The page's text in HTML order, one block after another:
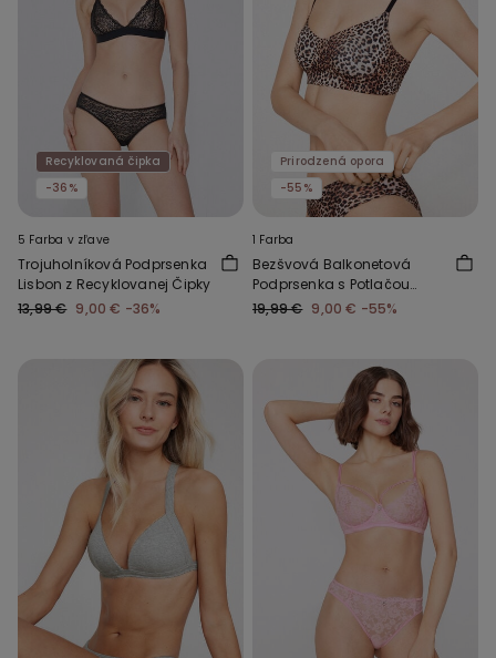
Recyklovaná čipka
-36%
5 Farba v zľave
Trojuholníková Podprsenka
Lisbon z Recyklovanej Čipky
13,99 € 9,00 € -36%
Prirodzená opora
-55%
1 Farba
Bezšvová Balkonetová
Podprsenka s Potlačou
Natural Lifting
19,99 € 9,00 € -55%